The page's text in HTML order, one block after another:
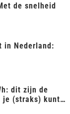
de snelheid
in Nederland:
dit zijn de
je (straks) kunt